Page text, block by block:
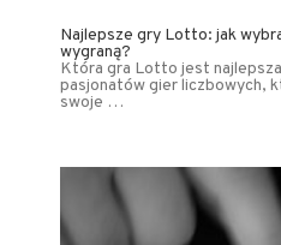
Najlepsze gry Lotto: jak
wygraną?
Która gra Lotto jest
pasjonatów gier liczbowych,
swoje …